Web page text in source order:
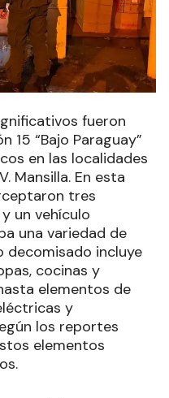
fueron
15 “Bajo Paraguay”
en las localidades
Mansilla. En esta
tres
un vehículo
una variedad de
decomisado incluye
cocinas y
elementos de
y
los reportes
elementos